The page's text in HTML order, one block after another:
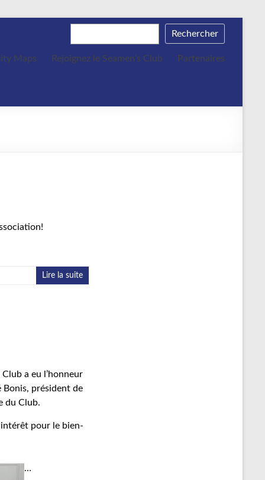
Rechercher
Maps Rejoignez le Seamen’s Club Partenaires
Lire la suite
a eu l’honneur
Bonis, président de
du Club.
intérêt pour le bien-
…